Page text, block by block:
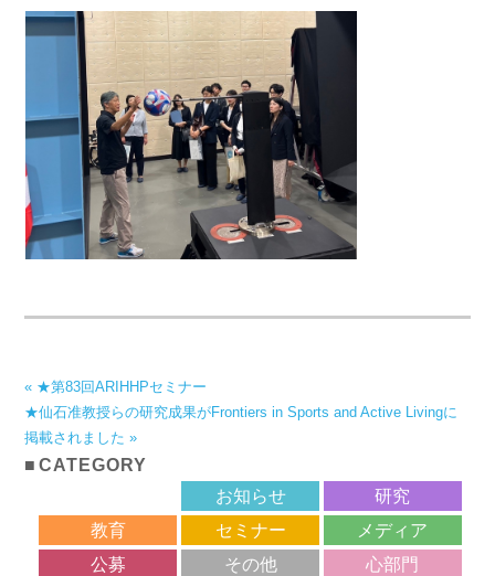
« ★第83回ARIHHPセミナー
★仙石准教授らの研究成果がFrontiers in Sports and Active Livingに
掲載されました »
CATEGORY
お知らせ
研究
教育
セミナー
メディア
公募
その他
心部門